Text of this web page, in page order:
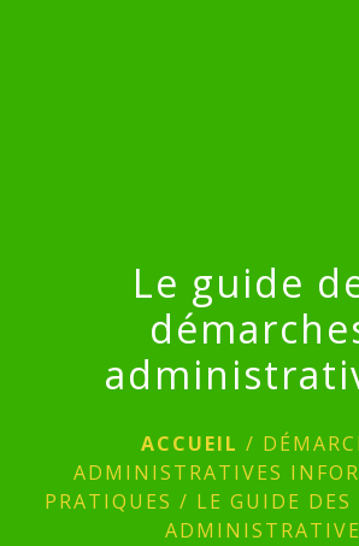
Le guide
ACCUEIL /
ADMINISTRATIVES
PRATIQUES / LE GUIDE DES